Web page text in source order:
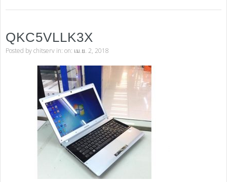
QKC5VLLK3X
Posted bychitserv in: on: เม.ย. 2, 2018